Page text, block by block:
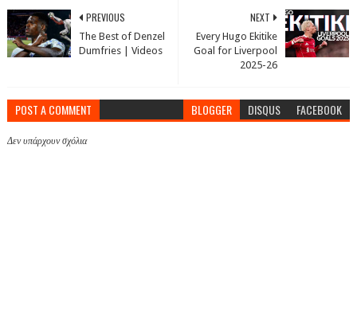
NEXT
Every Hugo Ekitike
Goal for Liverpool
2025-26
PREVIOUS
The Best of Denzel
Dumfries | Videos
POST A COMMENT BLOGGER DISQUS FACEBOOK
Δεν υπάρχουν σχόλια